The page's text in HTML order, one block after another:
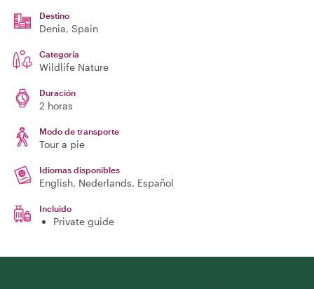
Destino
Denia, Spain
Categoría
Wildlife Nature
Duración
2 horas
Modo de transporte
Tour a pie
Idiomas disponibles
English, Nederlands, Español
Incluido
Private guide